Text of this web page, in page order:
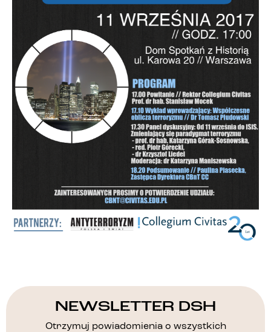
NEWSLETTER DSH
Otrzymuj powiadomienia o wszystkich